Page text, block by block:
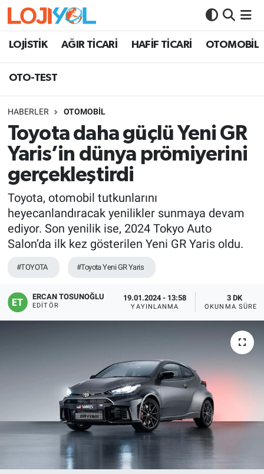
LOJİSTİK AĞIR TİCARİ HAFİF TİCARİ OTOMOBİL
OTO-TEST
HABERLER OTOMOBİL
Toyota daha güçlü Yeni GR
Yaris’in dünya prömiyerini
gerçekleştirdi
Toyota, otomobil tutkunlarını
heyecanlandıracak yenilikler sunmaya devam
ediyor. Son yenilik ise, 2024 Tokyo Auto
Salon’da ilk kez gösterilen Yeni GR Yaris oldu.
#TOYOTA #Toyota Yeni GR Yaris
ERCAN TOSUNOĞLU
EDITÖR
19.01.2024 - 13:58
YAYINLANMA
3 DK
OKUNMA SÜRESI
OTO-TEST